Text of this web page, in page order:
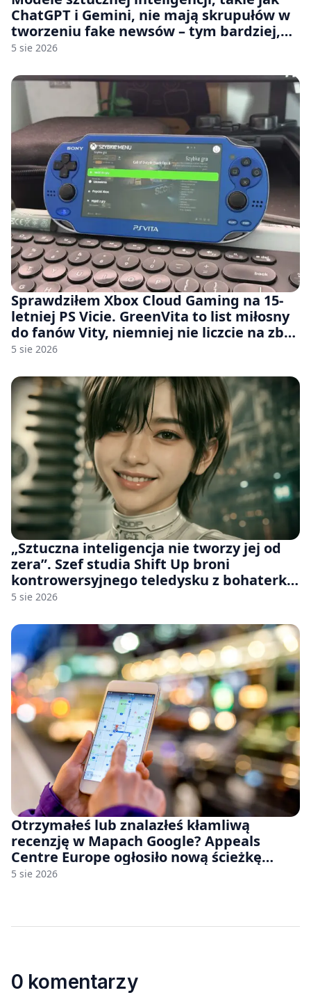
ChatGPT i Gemini, nie mają skrupułów w
tworzeniu fake newsów – tym bardziej,
jeśli rozmawiasz z nimi po polsku
5 sie 2026
Sprawdziłem Xbox Cloud Gaming na 15-
letniej PS Vicie. GreenVita to list miłosny
do fanów Vity, niemniej nie liczcie na zbyt
wiele [FELIETON]
5 sie 2026
„Sztuczna inteligencja nie tworzy jej od
zera”. Szef studia Shift Up broni
kontrowersyjnego teledysku z bohaterką
Stellar Blade: Blood Rain
5 sie 2026
Otrzymałeś lub znalazłeś kłamliwą
recenzję w Mapach Google? Appeals
Centre Europe ogłosiło nową ścieżkę
odwoławczą dla firm i konsumentów
5 sie 2026
0 komentarzy